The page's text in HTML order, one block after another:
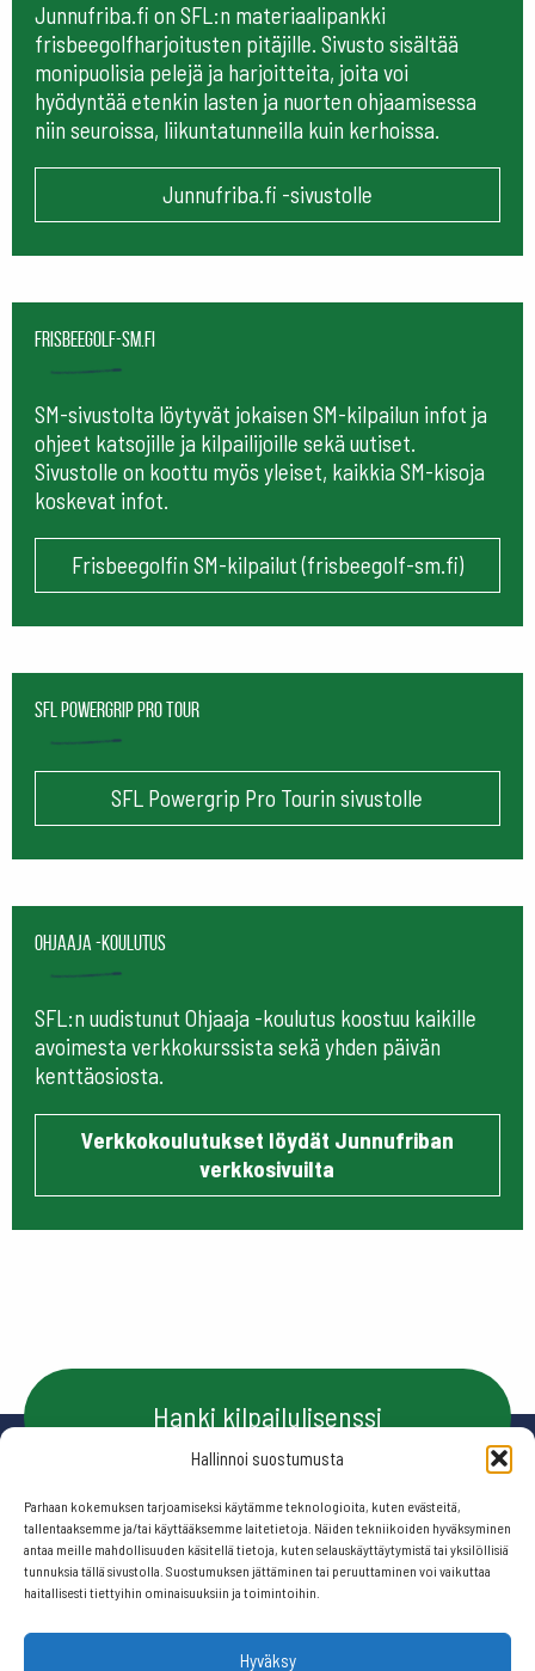
Hallinnoi suostumusta
Parhaan kokemuksen tarjoamiseksi käytämme teknologioita, kuten evästeitä,
tallentaaksemme ja/tai käyttääksemme laitetietoja. Näiden tekniikoiden hyväksyminen
antaa meille mahdollisuuden käsitellä tietoja, kuten selauskäyttäytymistä tai yksilöllisiä
tunnuksia tällä sivustolla. Suostumuksen jättäminen tai peruuttaminen voi vaikuttaa
haitallisesti tiettyihin ominaisuuksiin ja toimintoihin.
Hyväksy
Junnufriba.fi on SFL:n materiaalipankki
frisbeegolfharjoitusten pitäjille. Sivusto sisältää
monipuolisia pelejä ja harjoitteita, joita voi
hyödyntää etenkin lasten ja nuorten ohjaamisessa
niin seuroissa, liikuntatunneilla kuin kerhoissa.
Junnufriba.fi -sivustolle
frisbeegolf-sm.fi
SM-sivustolta löytyvät jokaisen SM-kilpailun infot ja
ohjeet katsojille ja kilpailijoille sekä uutiset.
Sivustolle on koottu myös yleiset, kaikkia SM-kisoja
koskevat infot.
Frisbeegolfin SM-kilpailut (frisbeegolf-sm.fi)
SFL Powergrip Pro Tour
SFL Powergrip Pro Tourin sivustolle
Ohjaaja -koulutus
SFL:n uudistunut Ohjaaja -koulutus koostuu kaikille
avoimesta verkkokurssista sekä yhden päivän
kenttäosiosta.
Verkkokoulutukset löydät Junnufriban
verkkosivuilta
Hanki kilpailulisenssi
Ota yhteyttä
Seuraa meitä: